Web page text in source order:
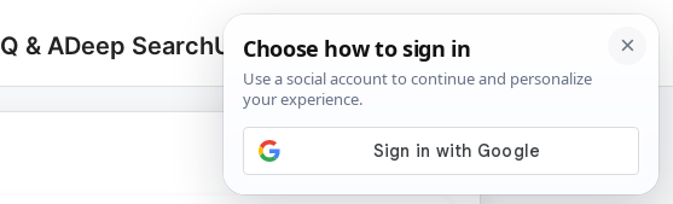
Q & ADeep SearchUpload
Search
for:
🔍